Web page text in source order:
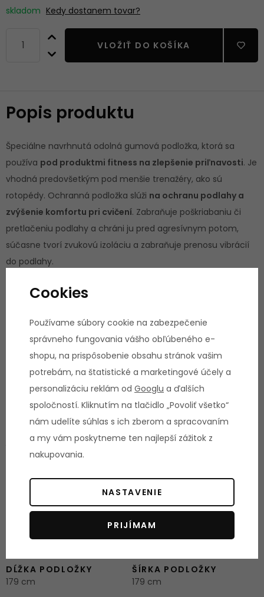
skladom Kedy dostanem tovar?
VLOŽIŤ DO KOŠÍKA
Popis produktu
Špeciálne navrhnutá odolná gumová podložka, ktorá sa
používa pod produktmi fitness na zlepšenie priľnavosti. Je
vhodná predovšetkým pod menšie trenažéry, ako sú
rotopédy. Ochranná podložka slúži na ochranu podlahy a
zvýšenie komfortu pri cvičení. Zabraňuje poškriabaniu či
pretlačeniu podlahy a chráni ju pred agresívnym potom,
súčasne tvorí zvukovú izoláciu a zabraňuje prenosu vibrácií
do podlahy.
Ochrana podlahy a komfort pri cvičení
Protišmykový povrch, farba: čierna
Rozmery (d x š x v): 125 x 80 x 0,6 cm
Pred zakúpením podložky odporúčame porovnať rozmery
podložky a vášho trenažéra, aby ste zvolili optimálnu veľkosť.
ZAISTENIE SERVISU
Štandardné
Štandardná
EAN ČIAROVÝ KÓD
DĹŽKA PODLOŽKY
179 cm
ŠÍRKA PODLOŽKY
179 cm
Cookies
Používame súbory cookie na zabezpečenie
správneho fungovania vášho obľúbeného e-
shopu, na prispôsobenie obsahu stránok vašim
potrebám, na štatistické a marketingové účely a
personalizáciu reklám od Googlu a ďalších
spoločností. Kliknutím na tlačidlo „Povoliť všetko“
nám udelíte súhlas s ich zberom a spracovaním
a my vám poskytneme ten najlepší zážitok z
nakupovania.
NASTAVENIE
PRIJÍMAM